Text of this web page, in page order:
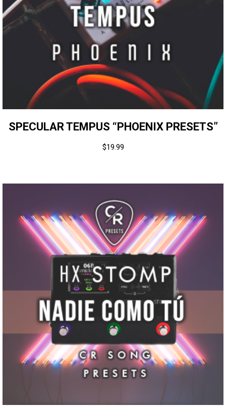
SPECULAR TEMPUS “PHOENIX PRESETS”
$19.99